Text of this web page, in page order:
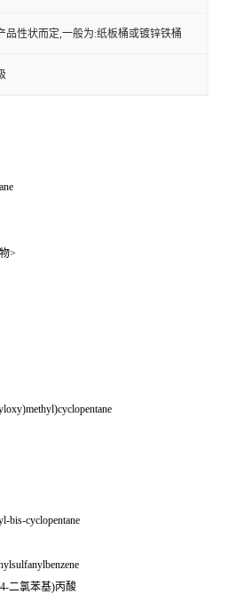
品性状而定,一般为:纸板桶或镀锌铁桶
>
bis-cyclopentane
二氯苯基)丙酸